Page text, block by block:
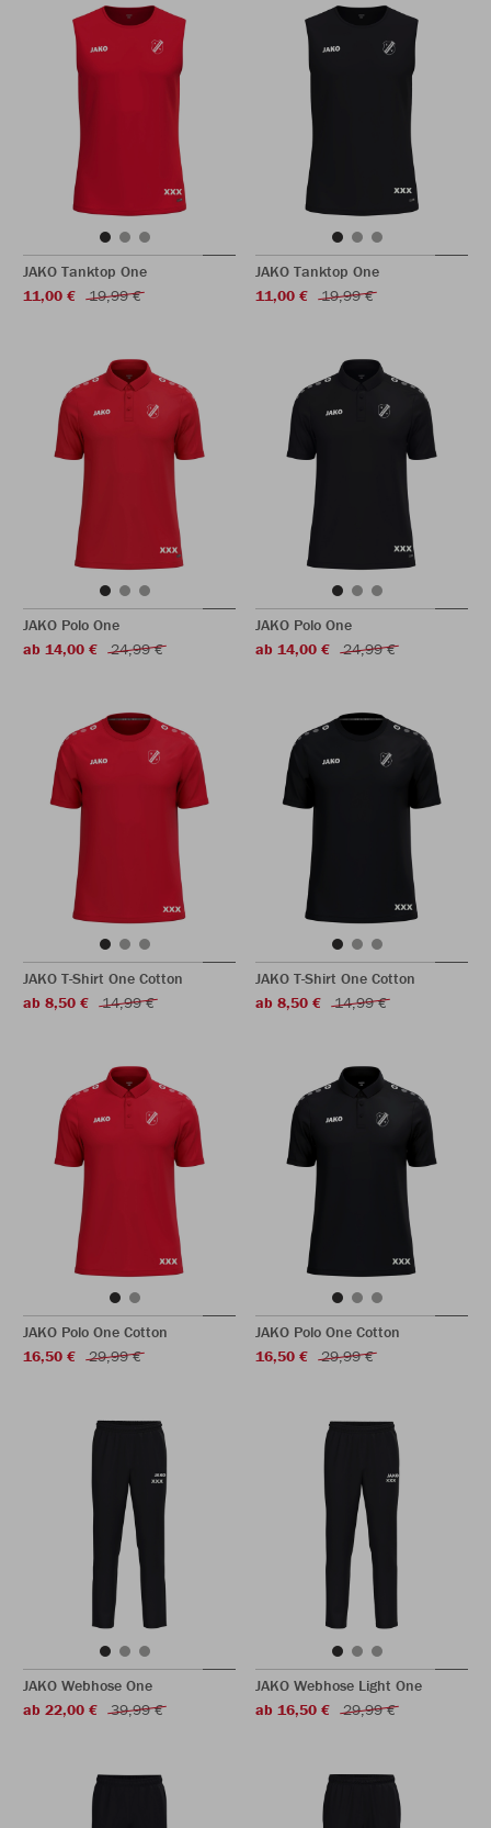
JAKO Tanktop One
11,00 €
19,99 €
JAKO Tanktop One
11,00 €
19,99 €
JAKO Polo One
ab 14,00 €
24,99 €
JAKO Polo One
ab 14,00 €
24,99 €
JAKO T-Shirt One Cotton
ab 8,50 €
14,99 €
JAKO T-Shirt One Cotton
ab 8,50 €
14,99 €
JAKO Polo One Cotton
16,50 €
29,99 €
JAKO Polo One Cotton
16,50 €
29,99 €
JAKO Webhose One
ab 22,00 €
39,99 €
JAKO Webhose Light One
ab 16,50 €
29,99 €